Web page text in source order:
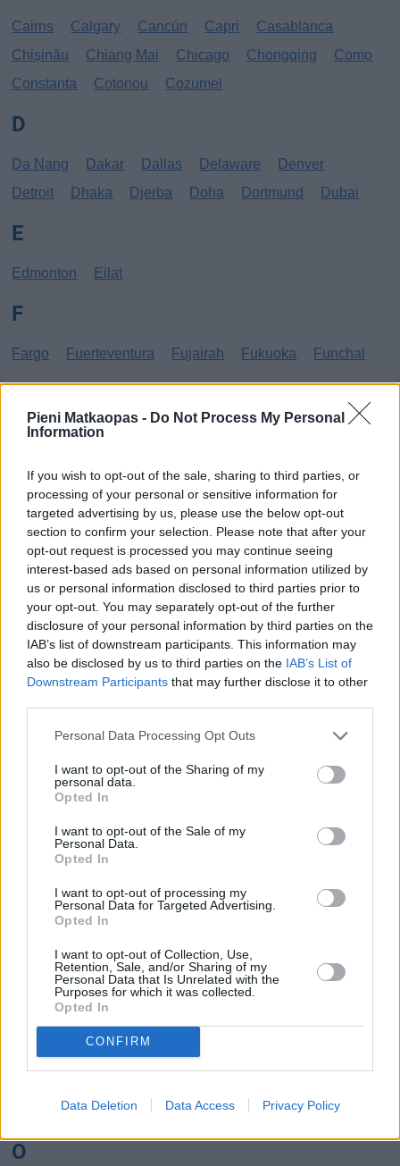
Pieni Matkaopas - Do Not Process My Personal
Information
If you wish to opt-out of the sale, sharing to third parties, or
processing of your personal or sensitive information for
targeted advertising by us, please use the below opt-out
section to confirm your selection. Please note that after your
opt-out request is processed you may continue seeing
interest-based ads based on personal information utilized by
us or personal information disclosed to third parties prior to
your opt-out. You may separately opt-out of the further
disclosure of your personal information by third parties on the
IAB’s list of downstream participants. This information may
also be disclosed by us to third parties on the IAB’s List of
Downstream Participants that may further disclose it to other
Personal Data Processing Opt Outs
I want to opt-out of the Sharing of my
personal data.
Opted In
I want to opt-out of the Sale of my
Personal Data.
Opted In
I want to opt-out of processing my
Personal Data for Targeted Advertising.
Opted In
I want to opt-out of Collection, Use,
Retention, Sale, and/or Sharing of my
Personal Data that Is Unrelated with the
Purposes for which it was collected.
Opted In
CONFIRM
Data Deletion Data Access Privacy Policy
Cairns Calgary Cancún Capri
Casablanca
Chișinău
Chiang Mai Chicago Chongqing
Como
Constanta
Cotonou Cozumel
D
Da Nang Dakar Dallas Delaware
Denver
Detroit
Dhaka Djerba Doha Dortmund Dubai
E
Edmonton Eilat
F
Fargo Fuerteventura Fujairah Fukuoka Funchal
Gibraltar Gran Canaria
Haag Hammamet Hania Hannover
Hanoi
Helsingborg Helsinki
Ho Chi Minh City
Hong Kong
Honolulu Houston Hua Hin
Innsbruck Izmir
Jönköping
Lanzarote Larnaka Lefkas
Linköping
Los Angeles
Lund
Mangalia Marseille
Mexico City
Miami
N
New York Norrköping
O